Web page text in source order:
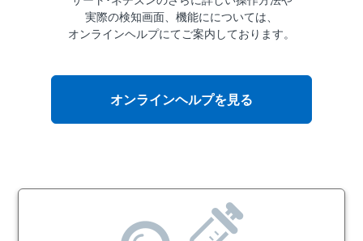
実際の検知画面、機能にについては、
オンラインヘルプにてご案内しております。
オンラインヘルプを見る